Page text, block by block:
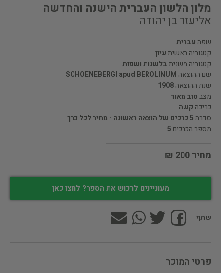
מלון הלשון העברית הישנה והחדשה
אליעזר בן יהודה
שפה עברית
קטגוריה ראשיתעיון
קטגוריה משניתבלשנות ושפות
שם ההוצאה SCHOENEBERGI apud BEROLINUM
שנת ההוצאה1908
מצבטוב מאוד
כריכה קשה
סדרה 5 כרכים של הוצאה ראשונה - מחיר לכל כרך
מספר הכרכים 5
מחיר 200 ₪
מעוניינים לרכוש את הספר? לחצו כאן
שתף
פרטי המוכר